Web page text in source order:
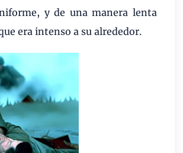
y de una manera lenta
era intenso a su alrededor.